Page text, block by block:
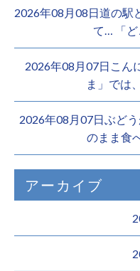
2026年08月08日道の駅
て… 「
2026年08月07日こん
ま」では
2026年08月07日ぶど
のまま食
アーカイブ